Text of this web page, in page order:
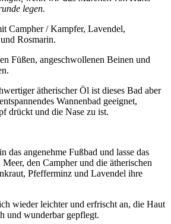
legen.
Campher / Kampfer, Lavendel,
Rosmarin.
Füßen, angeschwollenen Beinen und
ätherischer Öl ist dieses Bad aber
Wannenbad geeignet,
drückt und die Nase zu ist.
das angenehme Fußbad und lasse das
den Campher und die ätherischen
Pfefferminz und Lavendel ihre
wieder leichter und erfrischt an, die Haut
und wunderbar gepflegt.